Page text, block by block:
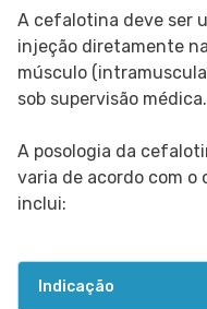
A cefalotina deve ser
injeção diretamente
músculo
sob supervisão médica.
A posologia da
varia de acordo com
inclui:
Indicação